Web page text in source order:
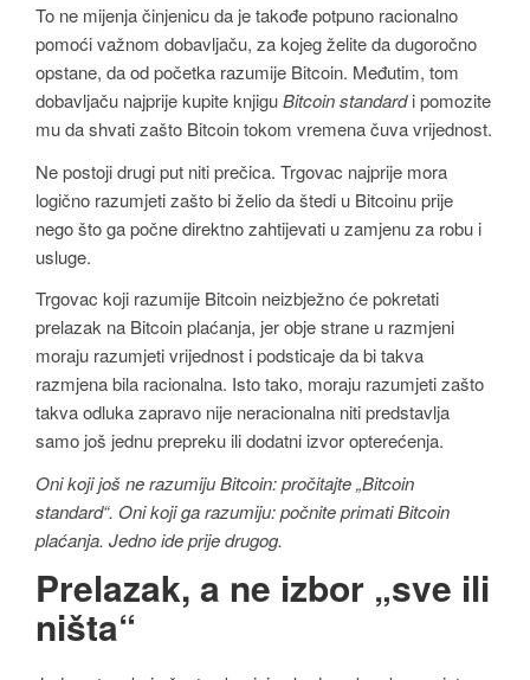
To ne mijenja činjenicu da je takođe potpuno racionalno
pomoći važnom dobavljaču, za kojeg želite da dugoročno
opstane, da od početka razumije Bitcoin. Međutim, tom
dobavljaču najprije kupite knjiguBitcoin standardi pomozite
mu da shvati zašto Bitcoin tokom vremena čuva vrijednost.
Ne postoji drugi put niti prečica. Trgovac najprije mora
logično razumjeti zašto bi želio da štedi u Bitcoinu prije
nego što ga počne direktno zahtijevati u zamjenu za robu i
usluge.
Trgovac koji razumije Bitcoin neizbježno će pokretati
prelazak na Bitcoin plaćanja, jer obje strane u razmjeni
moraju razumjeti vrijednost i podsticaje da bi takva
razmjena bila racionalna. Isto tako, moraju razumjeti zašto
takva odluka zapravo nije neracionalna niti predstavlja
samo još jednu prepreku ili dodatni izvor opterećenja.
Oni koji još ne razumiju Bitcoin: pročitajte „Bitcoin
standard“. Oni koji ga razumiju: počnite primati Bitcoin
plaćanja. Jedno ide prije drugog.
Prelazak, a ne izbor „sve ili
ništa“